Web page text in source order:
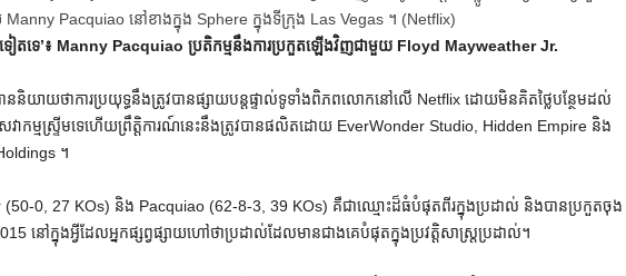
Pacquiao នៅខាងក្នុង Sphere ក្នុងទីក្រុង Las Vegas ។ (Netflix)
ទៀតទេ’៖ Manny Pacquiao ប្រតិកម្មនឹងការប្រកួតឡើងវិញជាមួយ Floyd Mayweather Jr.
បាននិយាយថាការប្រយុទ្ធនឹងត្រូវបានផ្សាយបន្តផ្ទាល់ទូទាំងពិភពលោកនៅលើ Netflix ដោយមិនគិតថ្លៃបន្ថែមដល់
ាកម្មស្ទ្រីមទេហើយព្រឹត្តិការណ៍នេះនឹងត្រូវបានផលិតដោយ EverWonder Studio, Hidden Empire និង
។
(50-0, 27 KOs) និង Pacquiao (62-8-3, 39 KOs) គឺជាឈ្មោះដ៏ធំបំផុតពីរក្នុងប្រដាល់ និងបានប្រកួតចុង
នៅក្នុងអ្វីដែលអ្នកផ្សព្វផ្សាយហៅថាប្រដាល់ដែលមានជាងគេបំផុតក្នុងប្រវត្តិសាស្ត្រប្រដាល់។